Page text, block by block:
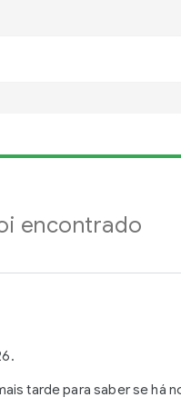
encontrado
tarde para saber se há